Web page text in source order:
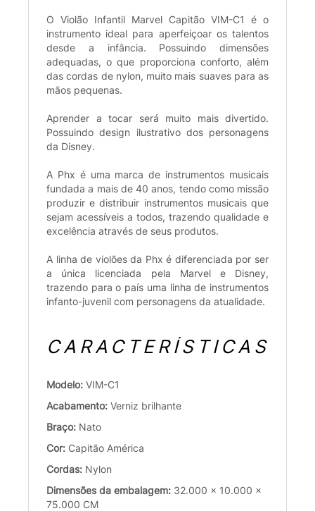
O Violão Infantil Marvel Capitão VIM-C1 é o
instrumento ideal para aperfeiçoar os talentos
desde a infância. Possuindo dimensões
adequadas, o que proporciona conforto, além
das cordas de nylon, muito mais suaves para as
mãos pequenas.
Aprender a tocar será muito mais divertido.
Possuindo design ilustrativo dos personagens
da Disney.
A Phx é uma marca de instrumentos musicais
fundada a mais de 40 anos, tendo como missão
produzir e distribuir instrumentos musicais que
sejam acessíveis a todos, trazendo qualidade e
excelência através de seus produtos.
A linha de violões da Phx é diferenciada por ser
a única licenciada pela Marvel e Disney,
trazendo para o país uma linha de instrumentos
infanto-juvenil com personagens da atualidade.
CARACTERÍSTICAS
Modelo: VIM-C1
Acabamento: Verniz brilhante
Braço: Nato
Cor: Capitão América
Cordas: Nylon
Dimensões da embalagem: 32.000 x 10.000 x
75.000 CM